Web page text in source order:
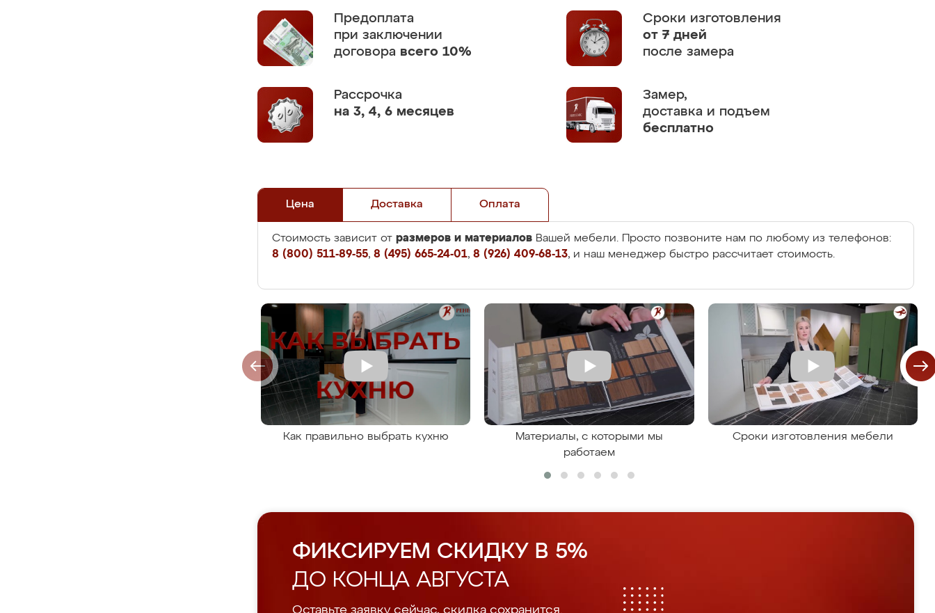
Предоплата
при заключении
договора всего 10%
Сроки изготовления
от 7 дней
после замера
Рассрочка
на 3, 4, 6 месяцев
Замер,
доставка и подъем
бесплатно
Цена Доставка Оплата
Стоимость зависит от размеров и материалов Вашей мебели. Просто позвоните нам по любому из телефонов:
8 (800) 511-89-55, 8 (495) 665-24-01, 8 (926) 409-68-13, и наш менеджер быстро рассчитает стоимость.
Как правильно выбрать кухню
Материалы, с которыми мы
работаем
Сроки изготовления мебели
ФИКСИРУЕМ СКИДКУ В 5%
ДО КОНЦА АВГУСТА
Оставьте заявку сейчас, скидка сохранится.